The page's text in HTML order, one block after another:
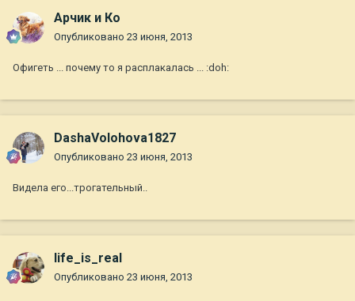
Арчик и Ко
Опубликовано 23 июня, 2013
Офигеть ... почему то я расплакалась ... :doh:
DashaVolohova1827
Опубликовано 23 июня, 2013
Видела его...трогательный..
life_is_real
Опубликовано 23 июня, 2013